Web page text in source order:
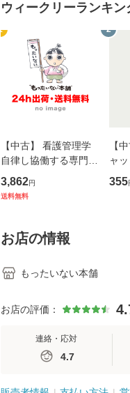
ウィークリーランキン
1
【中古】 看護管理学
自律し協働する専門職
の看護マネジメントス
キル 改訂第3版 (看護
堂 [単行
3,862円
送料無料
2
【
ャ
ー
【
355
お店の情報
もったいない本舗
お店の評価：
連絡・応対
4.7